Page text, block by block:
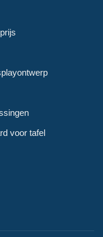
voor tafel